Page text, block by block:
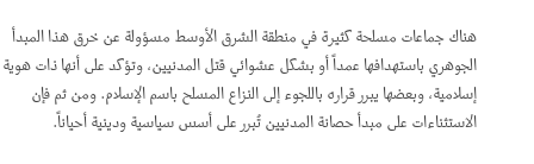
هناك جماعات مسلحة كثيرة في منطقة الشرق الأوسط مسؤولة عن خرق هذا المبدأ
الجوهري باستهدافها عمداً أو بشكل عشوائي قتل المدنيين، وتؤكد على أنها ذات هوية
إسلامية، وبعضها يبرر قراره باللجوء إلى النزاع المسلح باسم الإسلام. ومن ثم فإن
الاستثناءات على مبدأ حصانة المدنيين تُبرر على أسس سياسية ودينية أحياناً.